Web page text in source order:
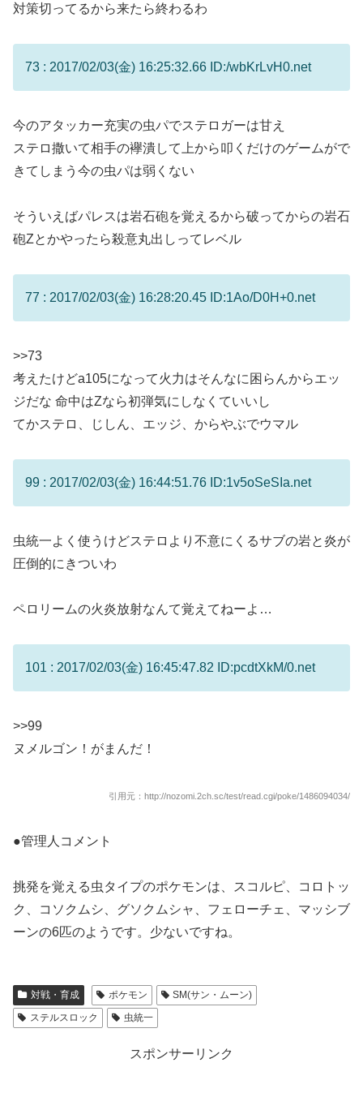
対策切ってるから来たら終わるわ
73 : 2017/02/03(金) 16:25:32.66 ID:/wbKrLvH0.net
今のアタッカー充実の虫パでステロガーは甘え
ステロ撒いて相手の襷潰して上から叩くだけのゲームがで
きてしまう今の虫パは弱くない
そういえばパレスは岩石砲を覚えるから破ってからの岩石
砲Zとかやったら殺意丸出しってレベル
77 : 2017/02/03(金) 16:28:20.45 ID:1Ao/D0H+0.net
>>73
考えたけどa105になって火力はそんなに困らんからエッ
ジだな 命中はZなら初弾気にしなくていいし
てかステロ、じしん、エッジ、からやぶでウマル
99 : 2017/02/03(金) 16:44:51.76 ID:1v5oSeSIa.net
虫統一よく使うけどステロより不意にくるサブの岩と炎が
圧倒的にきついわ
ペロリームの火炎放射なんて覚えてねーよ…
101 : 2017/02/03(金) 16:45:47.82 ID:pcdtXkM/0.net
>>99
ヌメルゴン！がまんだ！
引用元：http://nozomi.2ch.sc/test/read.cgi/poke/1486094034/
●管理人コメント
挑発を覚える虫タイプのポケモンは、スコルピ、コロトッ
ク、コソクムシ、グソクムシャ、フェローチェ、マッシブ
ーンの6匹のようです。少ないですね。
対戦・育成 ポケモン
SM(サン・ムーン)
ステルスロック
虫統一
スポンサーリンク